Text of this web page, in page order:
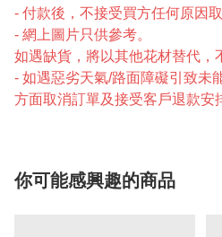
- 付款後，不接受買方任何原因
- 網上圖片只供參考。
如遇缺貨，將以其他花材替代，
- 如遇惡劣天氣/路面障礙引致未
方面取消訂單及接受客戶退款安
你可能感興趣的商品